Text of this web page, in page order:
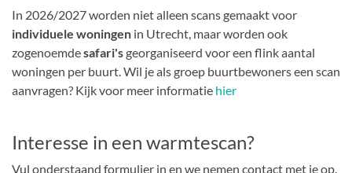
In 2026/2027 worden niet alleen scans gemaakt voor
individuele woningen in Utrecht, maar worden ook
zogenoemdesafari'sgeorganiseerd voor een flink aantal
woningen per buurt. Wil je als groep buurtbewoners een scan
aanvragen? Kijk voor meer informatie hier
Interesse in een warmtescan?
Vul onderstaand formulier in en we nemen contact met je op.